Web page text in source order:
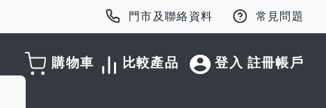
門市及聯絡資料 常見問題
登入 註冊帳戶
比較產品
購物車